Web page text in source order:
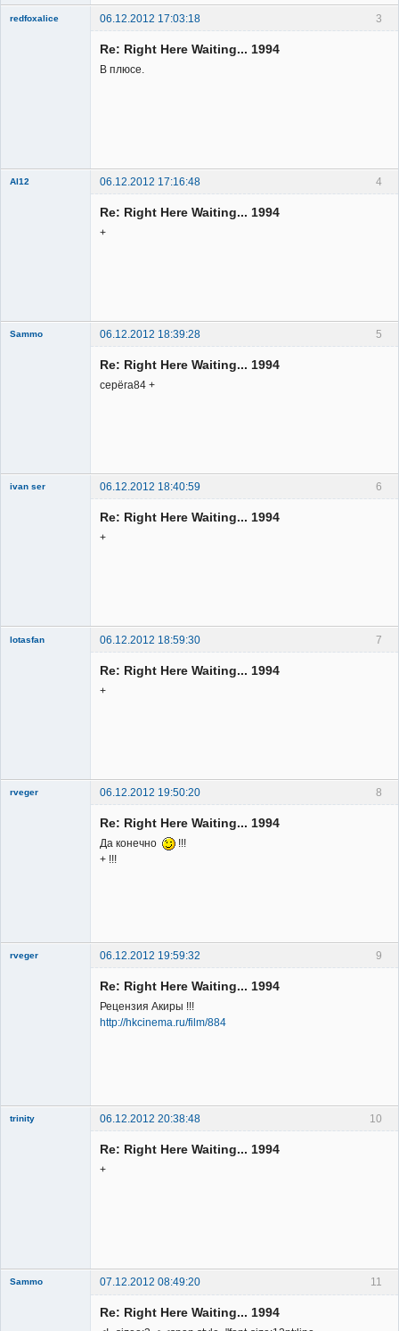
3
redfoxalice 06.12.2012 17:03:18
Re: Right Here Waiting... 1994
В плюсе.
4
Al12
06.12.2012 17:16:48
Re: Right Here Waiting... 1994
+
5
Sammo
06.12.2012 18:39:28
Re: Right Here Waiting... 1994
серёга84 +
6
ivan ser
06.12.2012 18:40:59
Re: Right Here Waiting... 1994
+
7
lotasfan
06.12.2012 18:59:30
Re: Right Here Waiting... 1994
+
8
rveger 06.12.2012 19:50:20
Re: Right Here Waiting... 1994
Да конечно
!!!
+ !!!
9
rveger 06.12.2012 19:59:32
Re: Right Here Waiting... 1994
Рецензия Акиры !!!
http://hkcinema.ru/film/884
10
trinity 06.12.2012 20:38:48
Re: Right Here Waiting... 1994
+
11
Sammo
07.12.2012 08:49:20
Re: Right Here Waiting... 1994